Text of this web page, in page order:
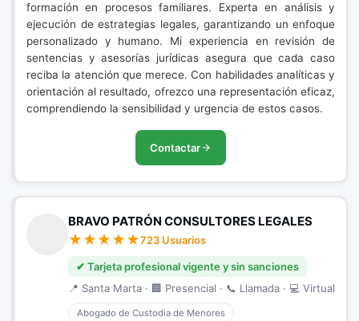
formación en procesos familiares. Experta en análisis y
ejecución de estrategias legales, garantizando un enfoque
personalizado y humano. Mi experiencia en revisión de
sentencias y asesorías jurídicas asegura que cada caso
reciba la atención que merece. Con habilidades analíticas y
orientación al resultado, ofrezco una representación eficaz,
comprendiendo la sensibilidad y urgencia de estos casos.
Contactar
BRAVO PATRÓN CONSULTORES LEGALES
723 Usuarios
✔ Tarjeta profesional vigente y sin sanciones
📍 Santa Marta · 🏢 Presencial · 📞 Llamada · 💻 Virtual
Abogado de Custodia de Menores